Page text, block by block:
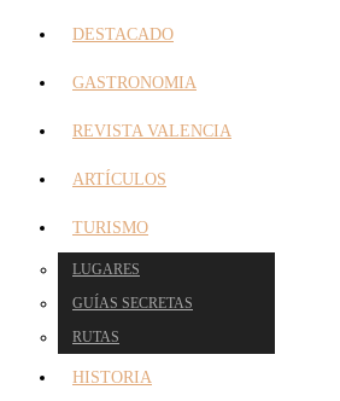
DESTACADO
GASTRONOMIA
REVISTA VALENCIA
ARTÍCULOS
TURISMO
LUGARES
GUÍAS SECRETAS
RUTAS
HISTORIA